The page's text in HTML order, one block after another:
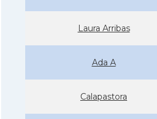
Laura Arribas
Ada A
Calapastora